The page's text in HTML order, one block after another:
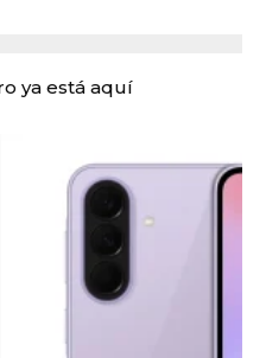
ya está aquí